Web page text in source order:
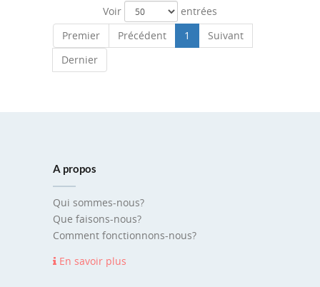
Voir
entrées
Premier
Précédent 1
Suivant
Dernier
A propos
Qui sommes-nous?
Que faisons-nous?
Comment fonctionnons-nous?
En savoir plus